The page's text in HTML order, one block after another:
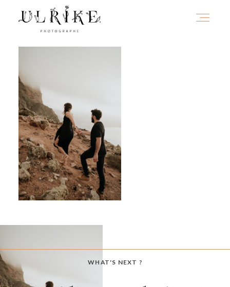
WHAT'S NEXT ?
PORTFOLIO
INFOS
JOURNAL
CONTACT